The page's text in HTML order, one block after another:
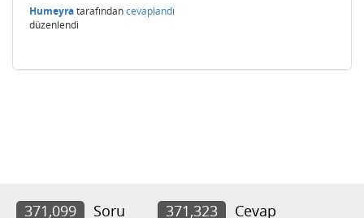
Humeyratarafındancevaplandı
düzenlendi
371,099 Soru 371,323 Cevap